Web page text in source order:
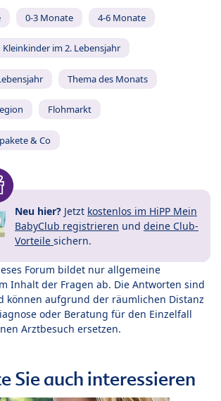
0-3 Monate 4-6 Monate
Kleinkinder im 2. Lebensjahr
Thema des Monats
Flohmarkt
& Co
Neu hier? Jetzt kostenlos im HiPP Mein
BabyClub registrieren und deine Club-
Vorteile sichern.
Forum bildet nur allgemeine
Inhalt der Fragen ab. Die Antworten sind
können aufgrund der räumlichen Distanz
oder Beratung für den Einzelfall
Arztbesuch ersetzen.
Sie auch interessieren